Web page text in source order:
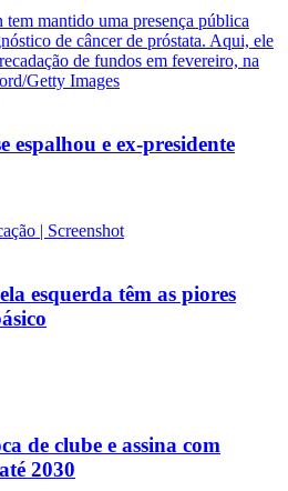
espalhou e ex-presidente
esquerda têm as piores
de clube e assina com
2030